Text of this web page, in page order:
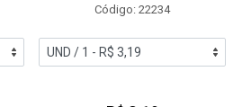
Código: 22234